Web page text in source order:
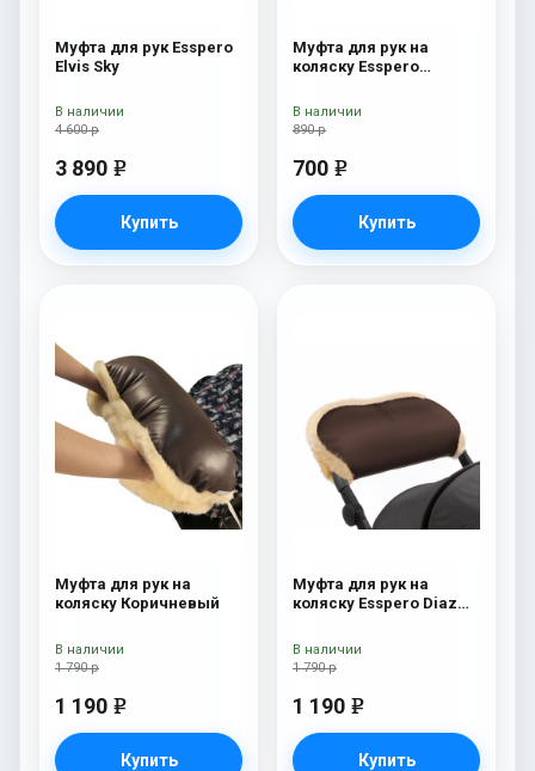
Муфта для рук Esspero
Elvis Sky
4 600 р
3 890 e
Купить
В наличии
Муфта для рук на
коляску Esspero
890 р
700 e
Купить
В наличии
Муфта для рук на
коляску Коричневый
1 790 р
1 190 e
Купить
В наличии
Муфта для рук на
коляску Esspero Diaz
Chocolat
1 790 р
1 190 e
Купить
В наличии